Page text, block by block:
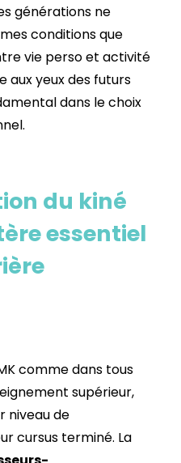
générations ne
conditions que
vie perso et activité
aux yeux des futurs
dans le choix
du kiné
essentiel
comme dans tous
supérieur,
niveau de
cursus terminé. La